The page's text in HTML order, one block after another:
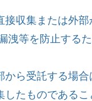
収集または外
洩等を防止する
ら受託する場
たものである